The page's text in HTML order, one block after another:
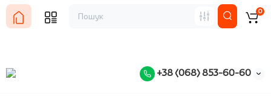
+38 (068) 853-60-60
0